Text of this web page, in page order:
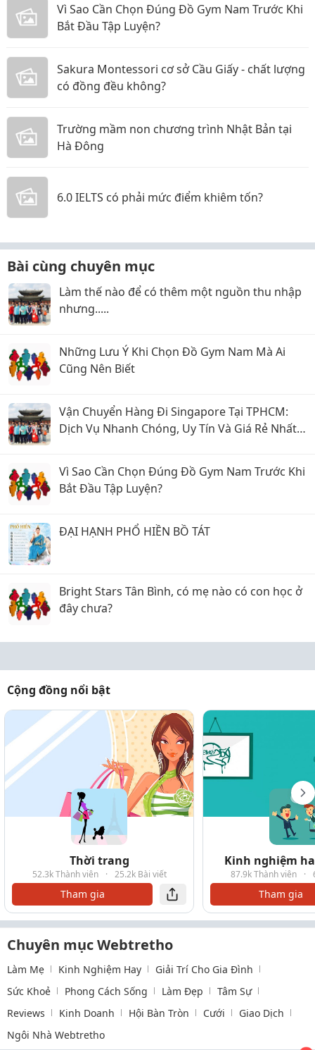
Vì Sao Cần Chọn Đúng Đồ Gym Nam Trước Khi
Bắt Đầu Tập Luyện?
Sakura Montessori cơ sở Cầu Giấy - chất lượng
có đồng đều không?
Trường mầm non chương trình Nhật Bản tại
Hà Đông
6.0 IELTS có phải mức điểm khiêm tốn?
Bài cùng chuyên mục
Làm thế nào để có thêm một nguồn thu nhập
nhưng.....
Những Lưu Ý Khi Chọn Đồ Gym Nam Mà Ai
Cũng Nên Biết
Vận Chuyển Hàng Đi Singapore Tại TPHCM:
Dịch Vụ Nhanh Chóng, Uy Tín Và Giá Rẻ Nhất
Vì Sao Cần Chọn Đúng Đồ Gym Nam Trước Khi
Bắt Đầu Tập Luyện?
ĐẠI HẠNH PHỔ HIỀN BỒ TÁT
Bright Stars Tân Bình, có mẹ nào có con học ở
đây chưa?
Cộng đồng nổi bật
Thời trang
52.3k Thành viên · 25.2k Bài viết
Tham gia
Kinh nghiệm
87.9k Thành viên ·
Tham gia
Chuyên mục Webtretho
Làm Mẹ Kinh Nghiệm Hay
Giải Trí Cho Gia Đình
Sức Khoẻ
Phong Cách Sống Làm Đẹp
Tâm Sự
Reviews
Kinh Doanh Hội Bàn Tròn Cưới
Giao Dịch
Ngôi Nhà Webtretho